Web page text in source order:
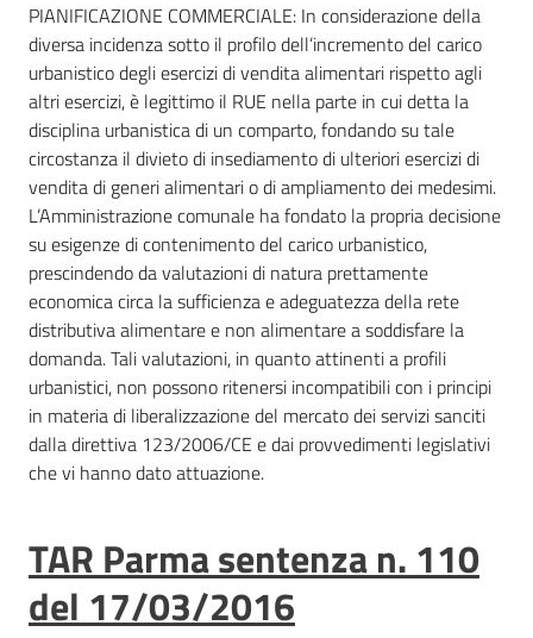
Pareri
Disciplina
regionale
Territorio
Argomenti
Novità
Servizi
Leggi Atti Bandi
PIANIFICAZIONE COMMERCIALE: In considerazione della
diversa incidenza sotto il profilo dell’incremento del carico
urbanistico degli esercizi di vendita alimentari rispetto agli
altri esercizi, è legittimo il RUE nella parte in cui detta la
disciplina urbanistica di un comparto, fondando su tale
circostanza il divieto di insediamento di ulteriori esercizi di
vendita di generi alimentari o di ampliamento dei medesimi.
L’Amministrazione comunale ha fondato la propria decisione
su esigenze di contenimento del carico urbanistico,
prescindendo da valutazioni di natura prettamente
economica circa la sufficienza e adeguatezza della rete
distributiva alimentare e non alimentare a soddisfare la
domanda. Tali valutazioni, in quanto attinenti a profili
urbanistici, non possono ritenersi incompatibili con i principi
in materia di liberalizzazione del mercato dei servizi sanciti
dalla direttiva 123/2006/CE e dai provvedimenti legislativi
che vi hanno dato attuazione.
TAR Parma sentenza n. 110
del 17/03/2016